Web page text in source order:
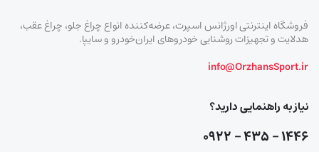
فروشگاه اینترنتی اورژانس اسپرت، عرضه‌کننده انواع چراغ جلو، چراغ عقب،
هدلایت و تجهیزات روشنایی خودروهای ایران‌خودرو و سایپا.
info@OrzhansSport.ir
نیاز به راهنمایی دارید؟
۱۴۴۶ – ۴۳۵ – ۰۹۲۲